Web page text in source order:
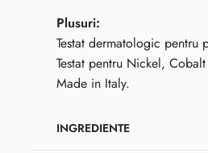
Plusuri:
Testat dermatologic pentru
Testat pentru Nickel,
Made in Italy.
INGREDIENTE